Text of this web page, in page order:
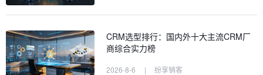
CRM选型排行：国内外十大主流CRM厂
商综合实力榜
2026-8-6 | 纷享销客